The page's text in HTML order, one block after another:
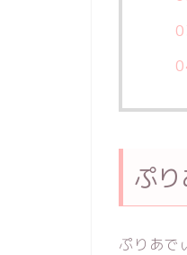
ぷ
ぷりあで